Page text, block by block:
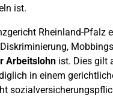
ist.
Rheinland-Pfalz
Arbeitslohn ist. Dies gilt
in einem